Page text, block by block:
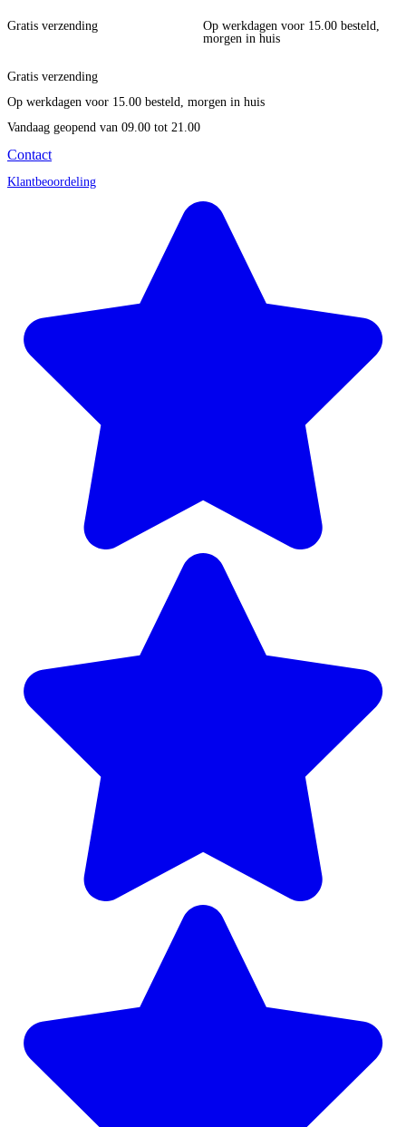
Gratis verzending
Op werkdagen voor 15.00 besteld,
morgen in huis
Gratis verzending
Op werkdagen voor 15.00 besteld, morgen in huis
Vandaag geopend van 09.00 tot 21.00
Contact
Klantbeoordeling